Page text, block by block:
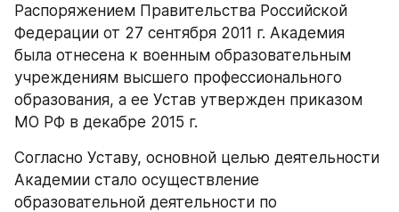
Распоряжением Правительства Российской
Федерации от 27 сентября 2011 г. Академия
была отнесена к военным образовательным
учреждениям высшего профессионального
образования, а ее Устав утвержден приказом
МО РФ в декабре 2015 г.
Согласно Уставу, основной целью деятельности
Академии стало осуществление
образовательной деятельности по